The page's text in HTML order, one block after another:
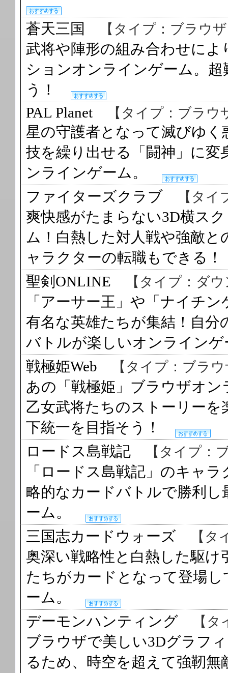
蒼天三国 【タイプ：ブラウ
武将や陣形の組み合わせに
ションオンラインゲーム。
う！
PAL Planet
【タイプ：ブラ
星の守護者となって滅びゆ
技を繰り出せる「闘神」に
ンラインゲーム。
ファイターズクラブ
【タ
爽快感がたまらない3D横ス
ム！白熱した対人戦や強敵
ャラクターの転職もできる
聖剣ONLINE
【タイプ：ダ
「アーサー王」や「ナイチ
有名な英雄たちが集結！自
バトルが楽しいオンライン
戦極姫Web
【タイプ：ブラ
あの「戦極姫」ブラウザオ
乙女武将たちのストーリー
下統一を目指そう！
ロードス島戦記
【タイプ：
「ロードス島戦記」のキャ
略的なカードバトルで勝利
ーム。
三国志カードウォーズ
【
奥深い戦略性と白熱した駆
たちがカードとなって登場
ーム。
デーモンハンティング
【
ブラウザで美しい3Dグラフ
るため、時空を超えて強靭